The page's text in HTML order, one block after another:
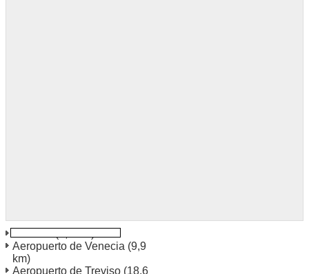
Aeropuerto de Venecia (9,9
km)
Aeropuerto de Treviso (18,6